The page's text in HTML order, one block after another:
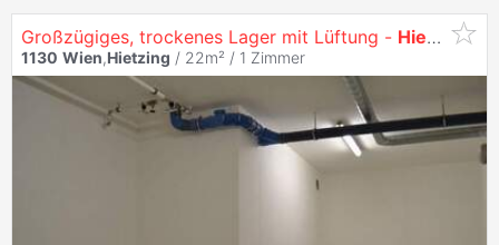
Großzügiges, trockenes Lager mit Lüftung - Hietzinger
1130 Wien,Hietzing / 22m² / 1 Zimmer